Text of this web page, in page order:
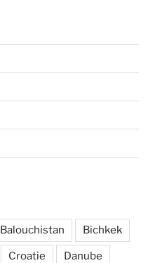
Balouchistan Bichkek
Croatie Danube